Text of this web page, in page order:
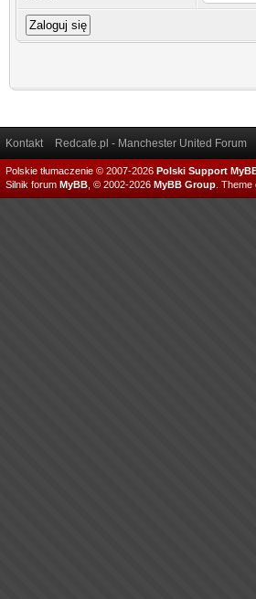
Kontakt Redcafe.pl - Manchester United Forum
Polskie tłumaczenie © 2007-2026 Polski Support
Silnik forum MyBB , © 2002-2026 MyBB Group Theme